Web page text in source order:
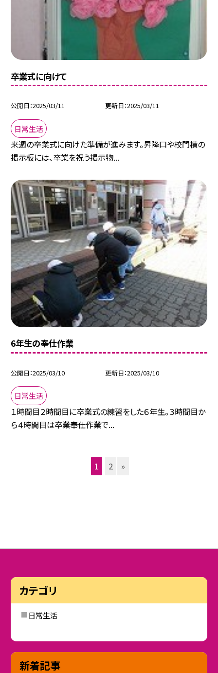
卒業式に向けて
公開日 2025/03/11 更新日 2025/03/11
日常生活
来週の卒業式に向けた準備が進みます。昇降口や校門横の
掲示板には、卒業を祝う掲示物...
6年生の奉仕作業
公開日 2025/03/10 更新日 2025/03/10
日常生活
１時間目２時間目に卒業式の練習をした６年生。３時間目か
ら４時間目は卒業奉仕作業で...
1 2 »
カテゴリ
日常生活
新着記事